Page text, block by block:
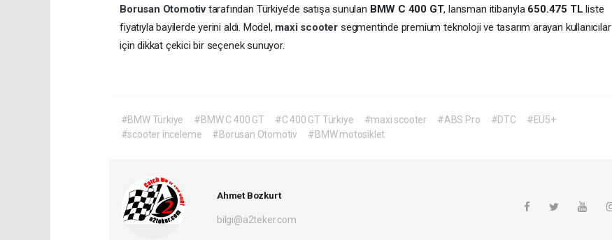
Borusan Otomotivtarafından Türkiye’de satışa sunulan BMW C 400 GT, lansman itibarıyla 650.475 TL liste
fiyatıyla bayilerde yerini aldı. Model, maxi scooter segmentinde premium teknoloji ve tasarım arayan kullanıcılar
için dikkat çekici bir seçenek sunuyor.
#BMW Türkiye #BMW C 400 GT #C 400 GT Türkiye #maxi scooter #ABS Pro #DTC
#EU5+
#scooter inceleme
#Borusan Otomotiv #BMW motosiklet
Ahmet Bozkurt
bilgi@a2teker.com